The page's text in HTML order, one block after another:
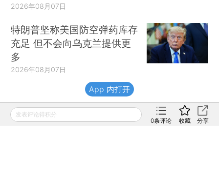
2026年08月07日
特朗普坚称美国防空弹药库存
充足 但不会向乌克兰提供更
多
2026年08月07日
财新移动
发表评论得积分
0条评论 收藏 分享
App 内打开